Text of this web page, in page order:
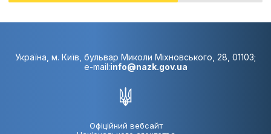
Україна, м. Київ, бульвар Миколи Міхновського, 28, 01103;
e-mail:info@nazk.gov.ua
Офіційний вебсайт